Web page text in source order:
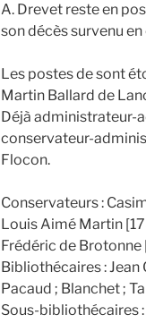
A. Drevet reste en
son décès survenu
Les postes de sont
Martin Ballard de
Déjà administrateur-
conservateur-
Flocon.
Conservateurs :
Louis Aimé Martin
Frédéric de
Bibliothécaires : Jean
Pacaud ; Blanchet ;
Sous-bibliothécaires